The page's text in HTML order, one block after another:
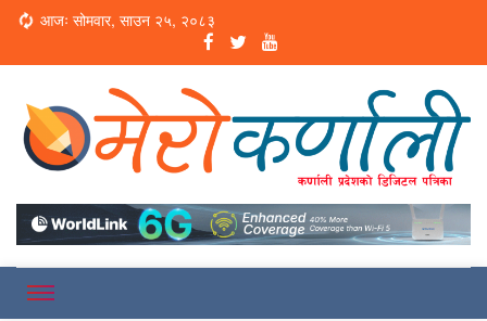
Loading...
आजः सोमवार, साउन २५, २०८३
Merokarnali